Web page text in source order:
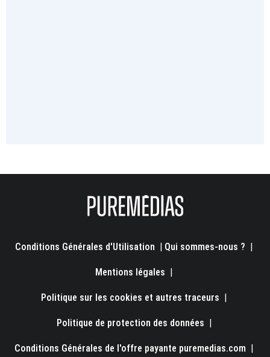
Conditions Générales d'Utilisation Qui sommes-nous ?
Mentions légales
Politique sur les cookies et autres traceurs
Politique de protection des données
Conditions Générales de l'offre payante puremedias.com